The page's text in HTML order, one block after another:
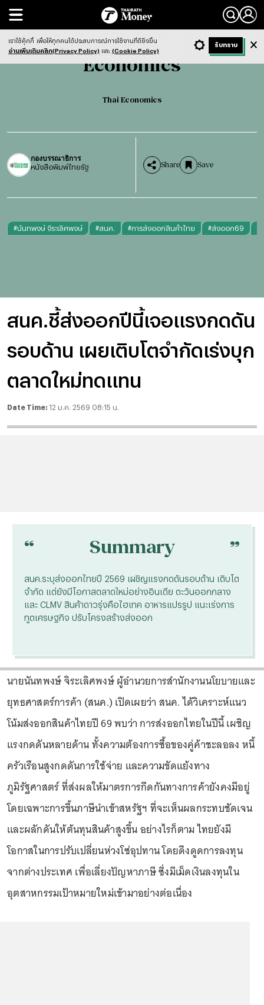
Search
Economics Thai Economics
Economics
Thai Economics
กองบรรณาธิการ
หนังสือพิมพ์ไทยรัฐ Share Save
#นันทพงษ์ จิระเลิศพงษ์ #สนค. #การส่งออกสินค้าไทย #ส่งออก69
สนค.ชี้ส่งออกปีนี้เจอแรงกดดัน
รอบด้าน เผยเติบโตจำกัดเร่งบุก
ตลาดใหม่ทดแทน
Date Time: 12 ม.ค. 2569 08:15 น.
- ก + ก Dark ฟังข่าว
“ Summary “
สนค.ระบุส่งออกไทยปี 2569 เผชิญแรงกดดันรอบด้าน เติบโต
จำกัด แต่ยังมีโอกาสตลาดใหม่อย่างอินเดีย ตะวันออกกลาง
และ CLMV สินค้าดาวรุ่งคือไฮเทค อาหารแปรรูป แนะเร่งการ
ทูตเศรษฐกิจ ปรับโครงสร้างส่งออก
นายนันทพงษ์ จิระเลิศพงษ์ ผู้อำนวยการสำนักงานนโยบายและ
ยุทธศาสตร์การค้า (สนค.) เปิดเผยว่า สนค. ได้วิเคราะห์แนว
โน้มส่งออกสินค้าไทยปี 69 พบว่า การส่งออกไทยในปีนี้ เผชิญ
แรงกดดันหลายด้าน ทั้งความต้องการซื้อของคู่ค้าชะลอลง หนี้
ครัวเรือนสูงกดดันการใช้จ่าย และความขัดแย้งทาง
ภูมิรัฐศาสตร์ ที่ส่งผลให้มาตรการกีดกันทางการค้ายังคงมีอยู่
โดยเฉพาะการขึ้นภาษีนำเข้าสหรัฐฯ ที่จะเห็นผลกระทบชัดเจน
และผลักดันให้ต้นทุนสินค้าสูงขึ้น อย่างไรก็ตาม ไทยยังมี
โอกาสในการปรับเปลี่ยนห่วงโซ่อุปทาน โดยดึงดูดการลงทุน
จากต่างประเทศ เพื่อเลี่ยงปัญหาภาษี ซึ่งมีเม็ดเงินลงทุนใน
อุตสาหกรรมเป้าหมายใหม่เข้ามาอย่างต่อเนื่อง
เราใช้คุ้กกี้ เพื่อให้ทุกคนได้ประสบการณ์การใช้งานที่ดียิ่งขึ้น
อ่านเพิ่มเติมคลิก(Privacy Policy) และ (Cookie Policy)
รับทราบ